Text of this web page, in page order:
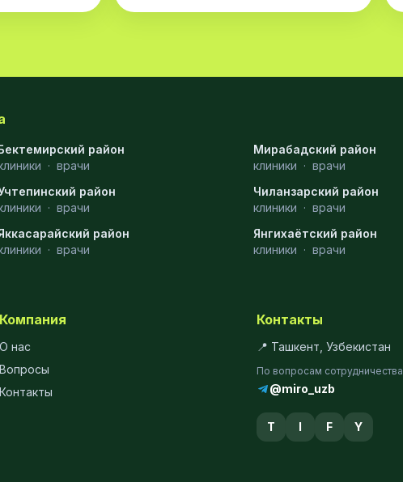
район
· врачи
Мирабадский район
клиники · врачи
район
· врачи
Чиланзарский район
клиники · врачи
район
· врачи
Янгихаётский район
клиники · врачи
Компания
О нас
Вопросы
Контакты
Контакты
📍 Ташкент, Узбекистан
По вопросам сотрудничества
@miro_uzb
T I F Y